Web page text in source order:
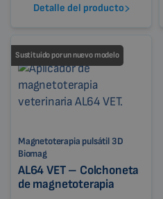
Detalle del producto
Sustituido por un nuevo modelo
Magnetoterapia pulsátil 3D
Biomag
AL64 VET – Colchoneta
de magnetoterapia